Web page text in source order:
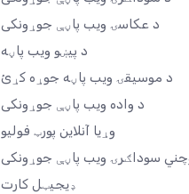
د عکاسۍ ویب پاڼې جوړونکی
د پیښو ویب پاڼه
د موسیقۍ ویب پاڼه جوړه کړئ
د واده ویب پاڼې جوړونکی
وړیا آنلاین پورټ فولیو
سوداګرۍ ویب پاڼې جوړونکی
ډیجیټل کارت